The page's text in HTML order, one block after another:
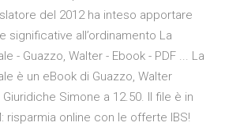
del 2012 ha inteso apportare
significative all’ordinamento La
- Guazzo, Walter - Ebook - PDF ... La
è un eBook di Guazzo, Walter
Simone a 12.50. Il file è in
risparmia online con le offerte IBS!